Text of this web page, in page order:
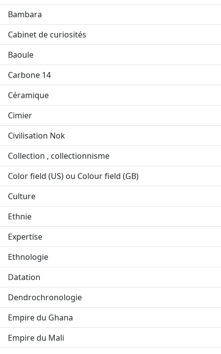
Bambara
Cabinet de curiosités
Baoule
Carbone 14
Céramique
Cimier
Civilisation Nok
Collection , collectionnisme
Color field (US) ou Colour field (GB)
Culture
Ethnie
Expertise
Ethnologie
Datation
Dendrochronologie
Empire du Ghana
Empire du Mali